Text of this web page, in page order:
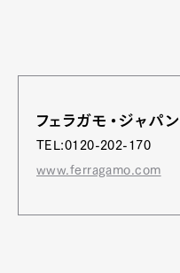
フェラガモ・ジャパン
TEL:0120-202-170
www.ferragamo.com